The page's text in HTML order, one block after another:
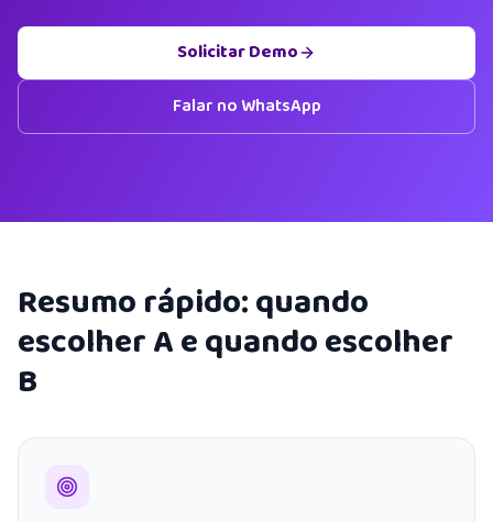
Solicitar Demo
Falar no WhatsApp
Resumo rápido: quando
escolher A e quando escolher
B